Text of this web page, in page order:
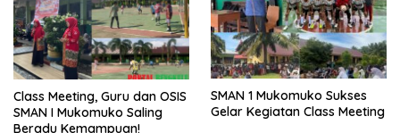
Class Meeting, Guru dan OSIS
SMAN I Mukomuko Saling
Beradu Kemampuan!
SMAN 1 Mukomuko Sukses
Gelar Kegiatan Class Meeting